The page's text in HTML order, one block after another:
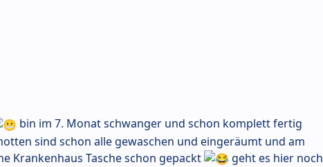
bin im 7. Monat schwanger und schon komplett fertig
sind schon alle gewaschen und eingeräumt und am
Krankenhaus Tasche schon gepackt
geht es hier noch